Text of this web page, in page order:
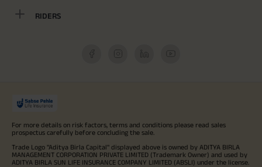
RIDERS
For more details on risk factors, terms and conditions please read sales
prospectus carefully before concluding the sale.
Trade Logo "Aditya Birla Capital" displayed above is owned by ADITYA BIRLA
MANAGEMENT CORPORATION PRIVATE LIMITED (Trademark Owner) and used by
ADITYA BIRLA SUN LIFE INSURANCE COMPANY LIMITED (ABSLI) under the license.